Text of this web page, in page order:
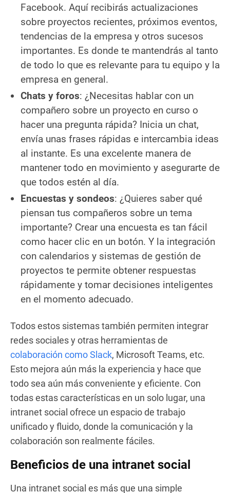
Facebook. Aquí recibirás actualizaciones
sobre proyectos recientes, próximos eventos,
tendencias de la empresa y otros sucesos
importantes. Es donde te mantendrás al tanto
de todo lo que es relevante para tu equipo y la
empresa en general.
Chats y foros: ¿Necesitas hablar con un
compañero sobre un proyecto en curso o
hacer una pregunta rápida? Inicia un chat,
envía unas frases rápidas e intercambia ideas
al instante. Es una excelente manera de
mantener todo en movimiento y asegurarte de
que todos estén al día.
Encuestas y sondeos: ¿Quieres saber qué
piensan tus compañeros sobre un tema
importante? Crear una encuesta es tan fácil
como hacer clic en un botón. Y la integración
con calendarios y sistemas de gestión de
proyectos te permite obtener respuestas
rápidamente y tomar decisiones inteligentes
en el momento adecuado.
Todos estos sistemas también permiten integrar
redes sociales y otras herramientas de
colaboración como Slack, Microsoft Teams, etc.
Esto mejora aún más la experiencia y hace que
todo sea aún más conveniente y eficiente. Con
todas estas características en un solo lugar, una
intranet social ofrece un espacio de trabajo
unificado y fluido, donde la comunicación y la
colaboración son realmente fáciles.
Beneficios de una intranet social
Una intranet social es más que una simple